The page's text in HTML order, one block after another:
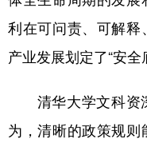
利在可问责、可解释
产业发展划定了“安全
清华大学文科资深
为，清晰的政策规则